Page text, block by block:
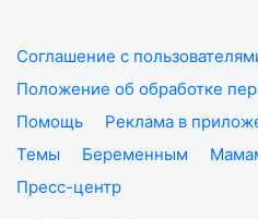
Соглашение с
Положение об обработке
Помощь
Реклама в
Темы
Беременным
Пресс-центр